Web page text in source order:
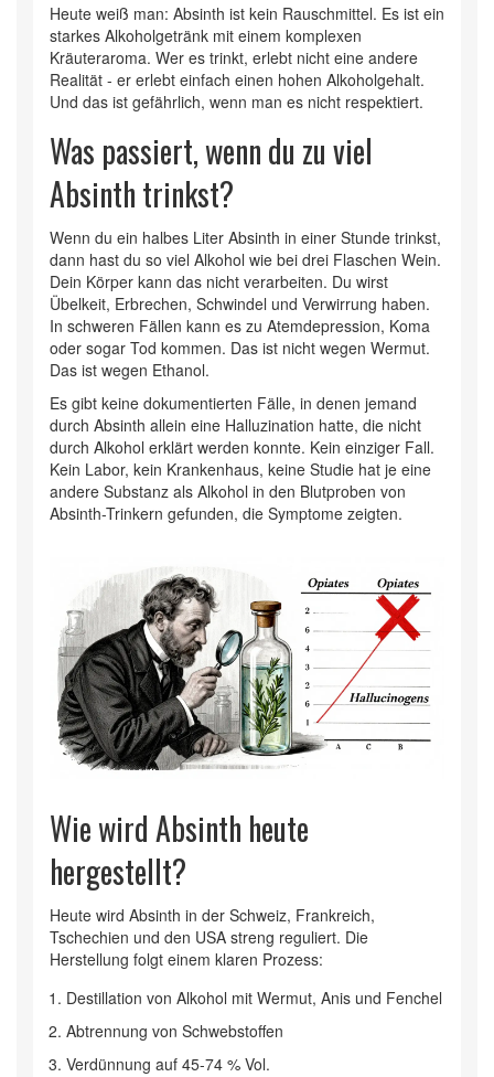
Heute weiß man: Absinth ist kein Rauschmittel. Es ist ein
starkes Alkoholgetränk mit einem komplexen
Kräuteraroma. Wer es trinkt, erlebt nicht eine andere
Realität - er erlebt einfach einen hohen Alkoholgehalt.
Und das ist gefährlich, wenn man es nicht respektiert.
Was passiert, wenn du zu viel
Absinth trinkst?
Wenn du ein halbes Liter Absinth in einer Stunde trinkst,
dann hast du so viel Alkohol wie bei drei Flaschen Wein.
Dein Körper kann das nicht verarbeiten. Du wirst
Übelkeit, Erbrechen, Schwindel und Verwirrung haben.
In schweren Fällen kann es zu Atemdepression, Koma
oder sogar Tod kommen. Das ist nicht wegen Wermut.
Das ist wegen Ethanol.
Es gibt keine dokumentierten Fälle, in denen jemand
durch Absinth allein eine Halluzination hatte, die nicht
durch Alkohol erklärt werden konnte. Kein einziger Fall.
Kein Labor, kein Krankenhaus, keine Studie hat je eine
andere Substanz als Alkohol in den Blutproben von
Absinth-Trinkern gefunden, die Symptome zeigten.
Wie wird Absinth heute
hergestellt?
Heute wird Absinth in der Schweiz, Frankreich,
Tschechien und den USA streng reguliert. Die
Herstellung folgt einem klaren Prozess:
Destillation von Alkohol mit Wermut, Anis und Fenchel
Abtrennung von Schwebstoffen
Verdünnung auf 45-74 % Vol.